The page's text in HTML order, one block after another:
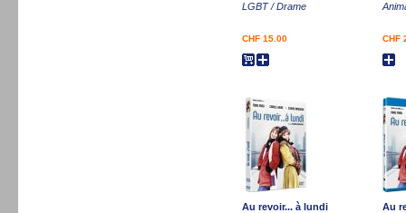
LGBT / Drame
CHF 15.00 CHF
Au revoir... à lundi Au